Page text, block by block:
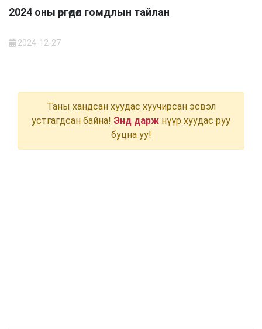
2024 оны өргөдөл гомдлын тайлан
2024-12-27